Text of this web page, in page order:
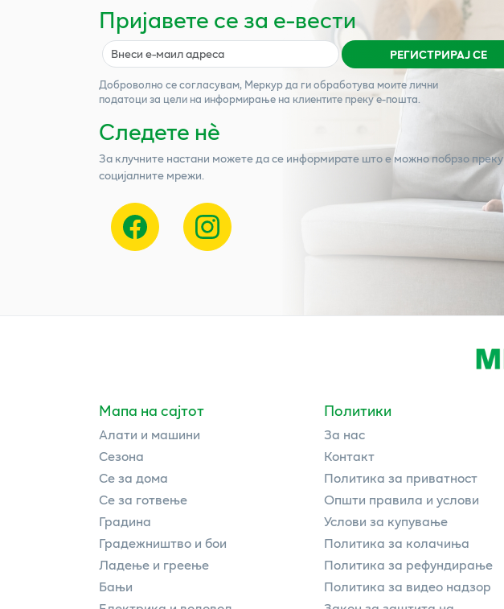
Пријавете се за е-вести
РЕГИСТРИРАЈ СЕ
Доброволно се согласувам, Меркурда ги обработува моите лични
податоци за цели на информирање на клиентите преку е-пошта.
Следете нѐ
За клучните настани можете да се информирате што е можно побрзо преку
социјалните мрежи.
Мапа на сајтот
Алати и машини
Сезона
Се за дома
Се за готвење
Градина
Градежништво и бои
Ладење и греење
Бањи
Политики
За нас
Контакт
Политика за приватност
Општи правила и услови
Услови за купување
Политика за колачиња
Политика за рефундирање
Политика за видео надзор